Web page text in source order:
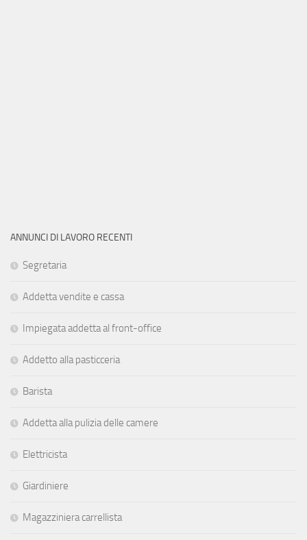
ANNUNCI DI LAVORO RECENTI
Segretaria
Addetta vendite e cassa
Impiegata addetta al front-office
Addetto alla pasticceria
Barista
Addetta alla pulizia delle camere
Elettricista
Giardiniere
Magazziniera carrellista